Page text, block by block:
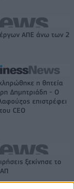
ΑΠΕ άνω των 2
η θητεία
Δημητριάδη - Ο
επιστρέφει
CEO
ξεκίνησε το